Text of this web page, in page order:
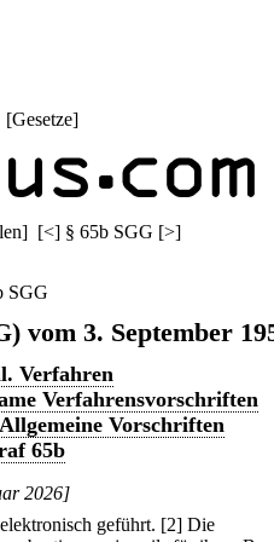
[Gesetze]
] [<] § 65b SGG [>]
SGG
vom 3. September
Verfahren
Verfahrensvorschriften
Vorschriften
65b
2026]
geführt. [2] Die